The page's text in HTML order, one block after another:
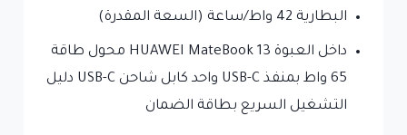
البطارية 42 واط/ساعة (السعة المقدرة)
داخل العبوة HUAWEI MateBook 13 محول طاقة
65 واط بمنفذ USB-C واحد كابل شاحن USB-C دليل
التشغيل السريع بطاقة الضمان